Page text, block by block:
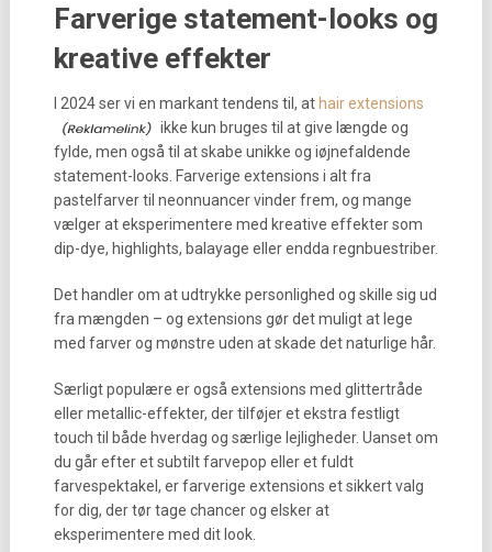
Farverige statement-looks og
kreative effekter
I 2024 ser vi en markant tendens til, at hair extensions
ikke kun bruges til at give længde og
fylde, men også til at skabe unikke og iøjnefaldende
statement-looks. Farverige extensions i alt fra
pastelfarver til neonnuancer vinder frem, og mange
vælger at eksperimentere med kreative effekter som
dip-dye, highlights, balayage eller endda regnbuestriber.
Det handler om at udtrykke personlighed og skille sig ud
fra mængden – og extensions gør det muligt at lege
med farver og mønstre uden at skade det naturlige hår.
Særligt populære er også extensions med glittertråde
eller metallic-effekter, der tilføjer et ekstra festligt
touch til både hverdag og særlige lejligheder. Uanset om
du går efter et subtilt farvepop eller et fuldt
farvespektakel, er farverige extensions et sikkert valg
for dig, der tør tage chancer og elsker at
eksperimentere med dit look.